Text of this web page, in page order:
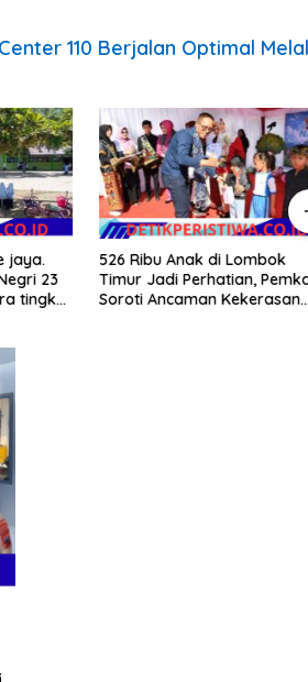
110 Berjalan Optimal
jaya.
23
tingkat
526 Ribu Anak di Lombok
Timur Jadi Perhatian,
Soroti Ancaman Kekerasan